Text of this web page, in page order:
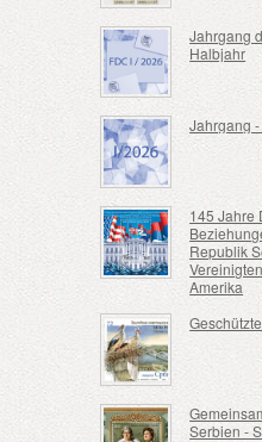
Jahrgang
Halbjahr
Jahrgang
145 Jahre
Republik
Amerika
Serbien -